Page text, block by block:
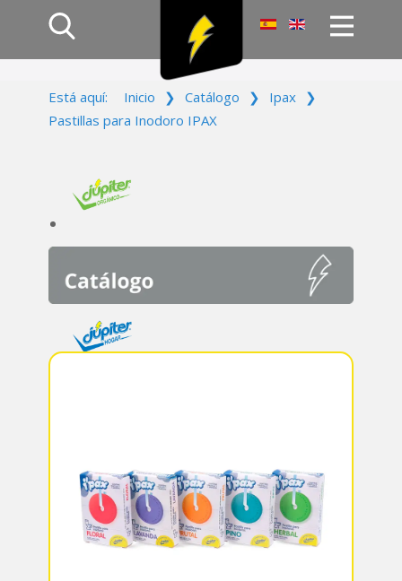
Productos
Campañas
Contacto
Está aquí: Inicio ❯ Catálogo ❯ Ipax ❯
Pastillas para Inodoro IPAX